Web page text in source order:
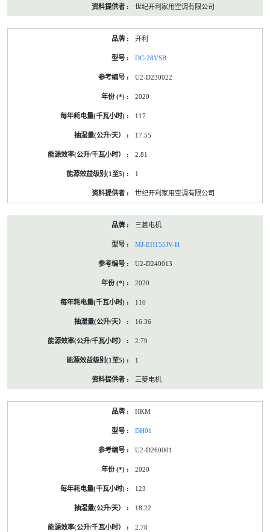
世纪开利家用空调有限公司
开利
DC-28VSB
U2-D230022
2020
117
17.55
2.81
1
世纪开利家用空调有限公司
三菱电机
MJ-EH155JV-H
U2-D240013
2020
110
16.36
2.79
1
三菱电机
HKM
DH01
U2-D260001
2020
123
18.22
2.78